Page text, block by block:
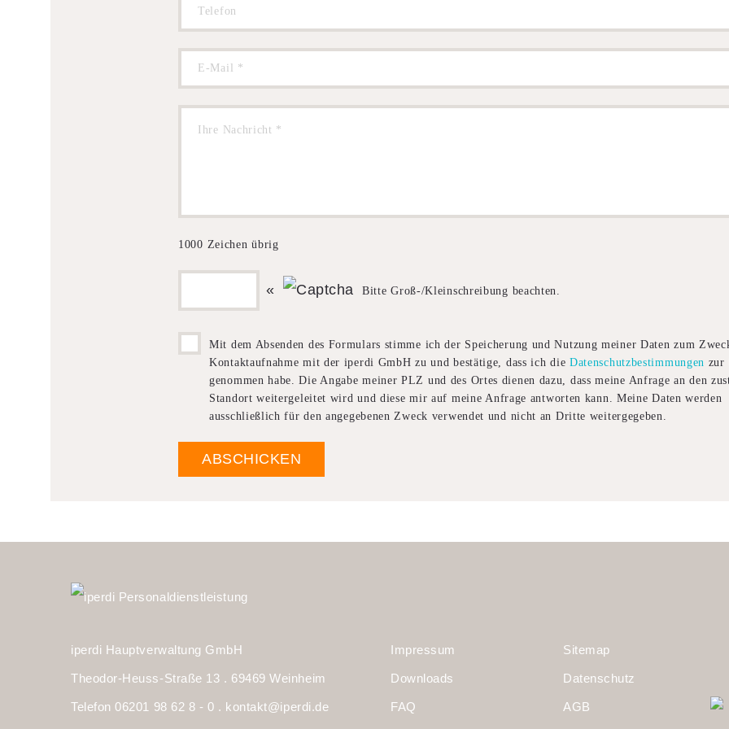
1000 Zeichen übrig
« Bitte Groß-/Kleinschreibung beachten.
Mit dem Absenden des Formulars stimme ich der Speicherung und Nutzung meiner Daten zum
Kontaktaufnahme mit der iperdi GmbH zu und bestätige, dass ich die Datenschutzbestimmungen zur
genommen habe. Die Angabe meiner PLZ und des Ortes dienen dazu, dass meine Anfrage an den
Standort weitergeleitet wird und diese mir auf meine Anfrage antworten kann. Meine Daten werden
ausschließlich für den angegebenen Zweck verwendet und nicht an Dritte weitergegeben.
iperdi Hauptverwaltung GmbH
Theodor-Heuss-Straße 13 . 69469 Weinheim
Telefon 06201 98 62 8 - 0 . kontakt@iperdi.de
Impressum
Downloads
FAQ
Sitemap
Datenschutz
AGB